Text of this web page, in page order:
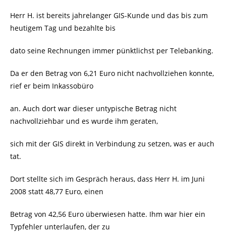
Herr H. ist bereits jahrelanger GIS-Kunde und das bis zum
heutigem Tag und bezahlte bis
dato seine Rechnungen immer pünktlichst per Telebanking.
Da er den Betrag von 6,21 Euro nicht nachvollziehen konnte,
rief er beim Inkassobüro
an. Auch dort war dieser untypische Betrag nicht
nachvollziehbar und es wurde ihm geraten,
sich mit der GIS direkt in Verbindung zu setzen, was er auch
tat.
Dort stellte sich im Gespräch heraus, dass Herr H. im Juni
2008 statt 48,77 Euro, einen
Betrag von 42,56 Euro überwiesen hatte. Ihm war hier ein
Typfehler unterlaufen, der zu